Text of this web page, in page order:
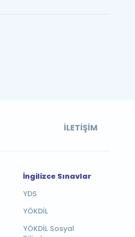
İLETIŞIM
İngilizce Sınavlar
YDS
YÖKDİL
YÖKDİL Sosyal